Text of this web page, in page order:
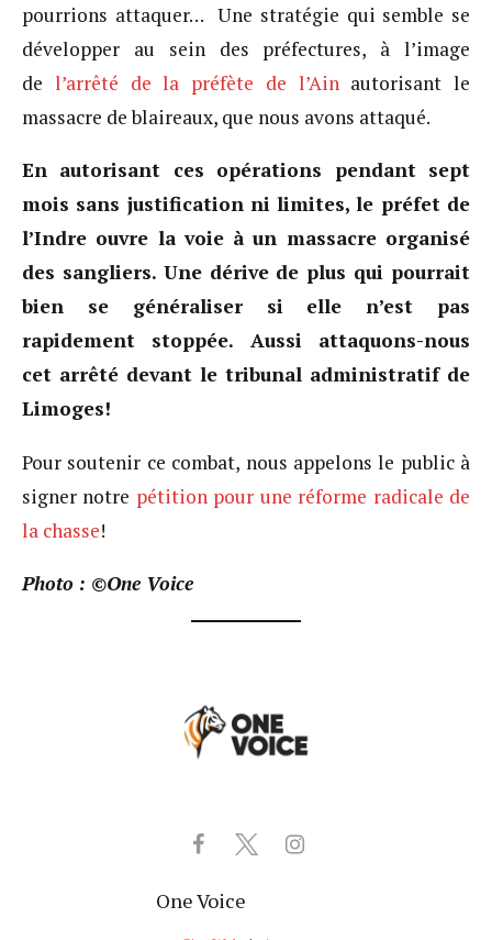
pourrions attaquer… Une stratégie qui semble se
développer au sein des préfectures, à l’image
de l’arrêté de la préfète de l’Ainautorisant le
massacre de blaireaux, que nous avons attaqué.
En autorisant ces opérations pendant sept
mois sans justification ni limites, le préfet de
l’Indre ouvre la voie à un massacre organisé
des sangliers. Une dérive de plus qui pourrait
bien se généraliser si elle n’est pas
rapidement stoppée. Aussi attaquons-nous
cet arrêté devant le tribunal administratif de
Limoges!
Pour soutenir ce combat, nous appelons le public à
signer notre pétition pour une réforme radicale de
la chasse!
Photo : ©One Voice
One Voice